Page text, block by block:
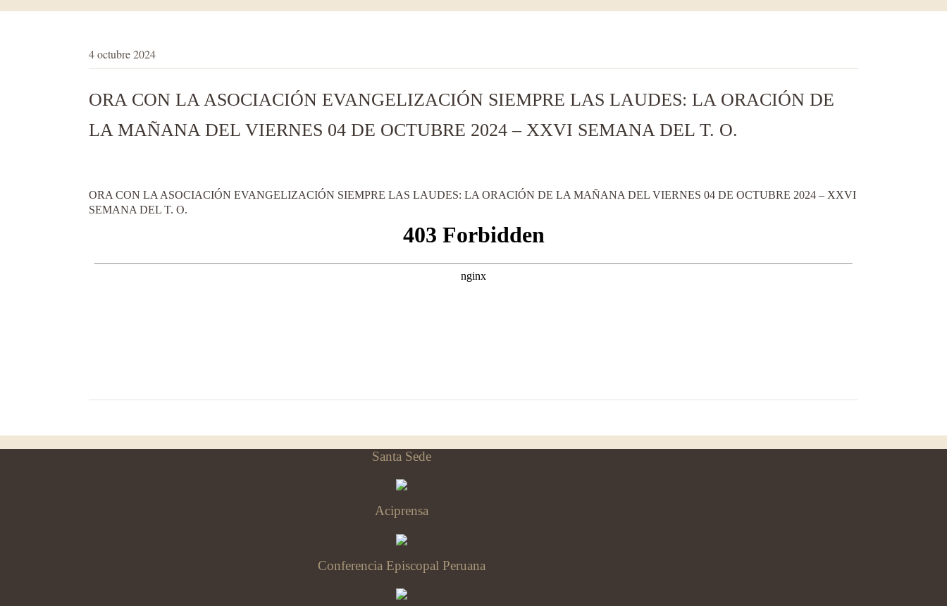
4 octubre 2024
ORA CON LA ASOCIACIÓN EVANGELIZACIÓN SIEMPRE LAS LAUDES: LA ORACIÓN DE
LA MAÑANA DEL VIERNES 04 DE OCTUBRE 2024 – XXVI SEMANA DEL T. O.
ORA CON LA ASOCIACIÓN EVANGELIZACIÓN SIEMPRE LAS LAUDES: LA ORACIÓN DE LA MAÑANA DEL VIERNES 04 DE OCTUBRE 2024 – XXVI
SEMANA DEL T. O.
Santa Sede
Aciprensa
Conferencia Episcopal Peruana